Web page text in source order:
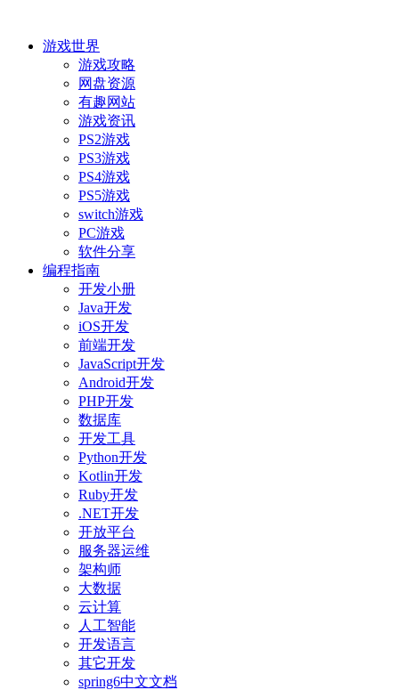
游戏世界
游戏攻略
网盘资源
有趣网站
游戏资讯
PS2游戏
PS3游戏
PS4游戏
PS5游戏
switch游戏
PC游戏
软件分享
编程指南
开发小册
Java开发
iOS开发
前端开发
JavaScript开发
Android开发
PHP开发
数据库
开发工具
Python开发
Kotlin开发
Ruby开发
.NET开发
开放平台
服务器运维
架构师
大数据
云计算
人工智能
开发语言
其它开发
spring6中文文档